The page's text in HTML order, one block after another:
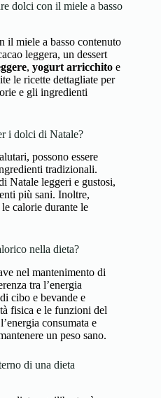
dolci con il miele a basso
il miele a basso contenuto
leggera, un dessert
, yogurt arricchito e
le ricette dettagliate per
e gli ingredienti
i dolci di Natale?
possono essere
tradizionali.
Natale leggeri e gustosi,
più sani. Inoltre,
calorie durante le
nella dieta?
nel mantenimento di
tra l’energia
cibo e bevande e
fisica e le funzioni del
consumata e
un peso sano.
di una dieta